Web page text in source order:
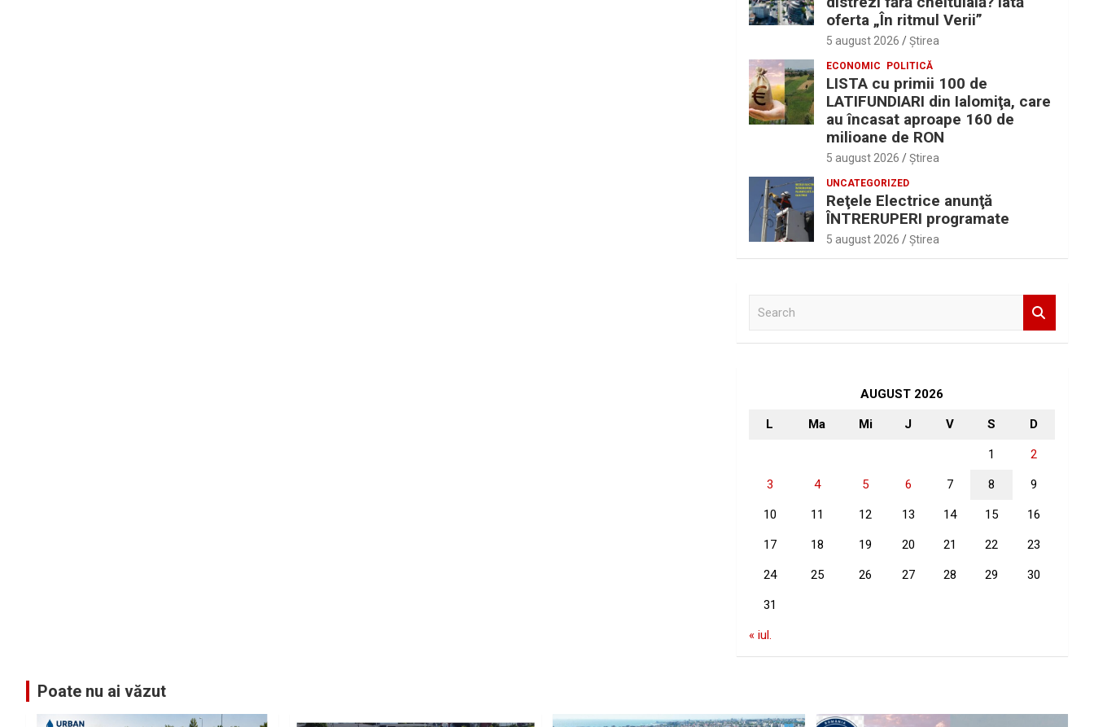
oferta „În ritmul Verii”
5 august 2026 Ştirea
ECONOMIC POLITICĂ
LISTA cu primii 100 de
LATIFUNDIARI din Ialomiţa, care
au încasat aproape 160 de
milioane de RON
5 august 2026 Ştirea
UNCATEGORIZED
Reţele Electrice anunţă
ÎNTRERUPERI programate
5 august 2026 Ştirea
AUGUST 2026
L Ma Mi J V S D
1 2
3 4 5 6 7 8 9
10 11 12 13 14 15 16
17 18 19 20 21 22 23
24 25 26 27 28 29 30
31
« iul.
Poate nu ai văzut